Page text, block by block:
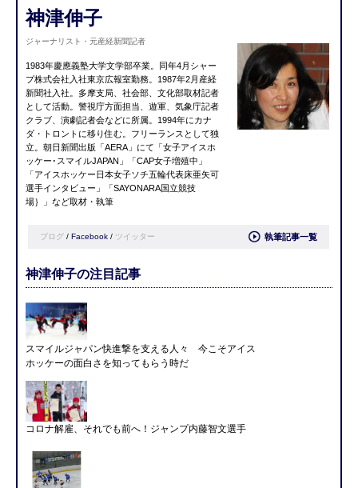
神津伸子
ジャーナリスト・元産経新聞記者
1983年慶應義塾大学文学部卒業。同年4月シャー
プ株式会社入社東京広報室勤務。1987年2月産経
新聞社入社。多摩支局、社会部、文化部取材記者
として活動。警視庁方面担当、遊軍、気象庁記者
クラブ、演劇記者会などに所属。1994年にカナ
ダ・トロントに移り住む。フリーランスとして独
立。朝日新聞出版「AERA」にて「女子アイスホ
ッケー･スマイルJAPAN」「CAP女子増殖中」
「アイスホッケー日本女子ソチ五輪代表床亜矢可
選手インタビュー」「SAYONARA国立競技
場｝」など取材・執筆
ブログ /Facebook / ツイッター 執筆記事一覧
神津伸子の注目記事
スマイルジャパン快進撃を支える人々 今こそアイス
ホッケーの面白さを知ってもらう時だ
コロナ解雇、それでも前へ！ジャンプ内藤智文選手